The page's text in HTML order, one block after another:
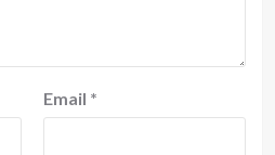
Email *